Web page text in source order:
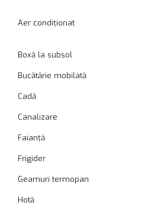
Aer condiționat
Boxă la subsol
Bucătărie mobilată
Cadă
Canalizare
Faianță
Frigider
Geamuri termopan
Hotă